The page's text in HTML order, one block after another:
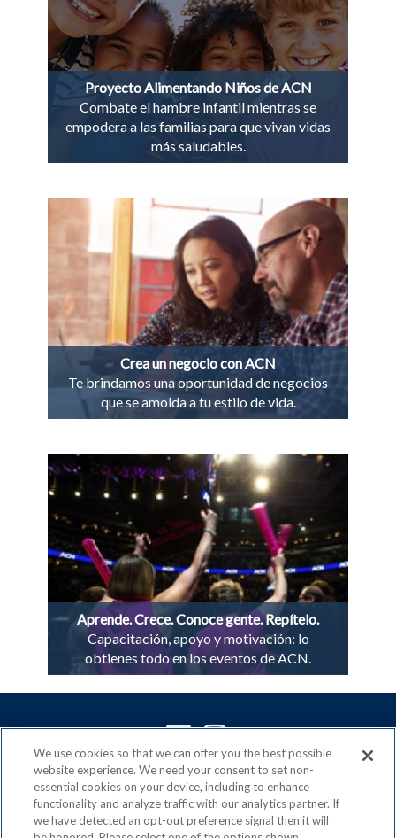
Proyecto Alimentando Niños de ACN
Combate el hambre infantil mientras se
empodera a las familias para que vivan vidas
más saludables.
Crea un negocio con ACN
Te brindamos una oportunidad de negocios
que se amolda a tu estilo de vida.
Aprende. Crece. Conoce gente. Repítelo.
Capacitación, apoyo y motivación: lo
obtienes todo en los eventos de ACN.
ACN es un miembro orgulloso de la Direct Selling
Association
y signatario delDSA Code of Ethics
We use cookies so that we can offer you the best possible
website experience. We need your consent to set non-
essential cookies on your device, including to enhance
functionality and analyze traffic with our analytics partner. If
we have detected an opt-out preference signal then it will